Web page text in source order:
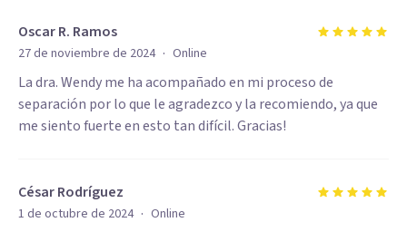
Oscar R. Ramos
27 de noviembre de 2024 · Online
La dra. Wendy me ha acompañado en mi proceso de
separación por lo que le agradezco y la recomiendo, ya que
me siento fuerte en esto tan difícil. Gracias!
César Rodríguez
1 de octubre de 2024 · Online